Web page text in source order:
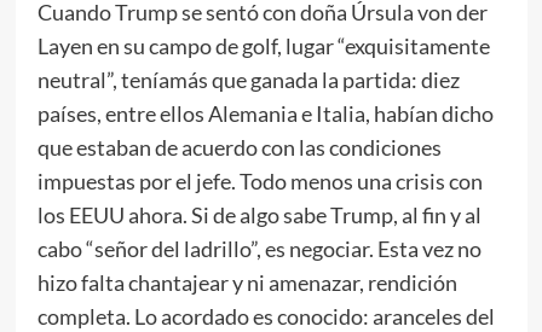
Cuando Trump se sentó con doña Úrsula von der
Layen en su campo de golf, lugar “exquisitamente
neutral”, teníamás que ganada la partida: diez
países, entre ellos Alemania e Italia, habían dicho
que estaban de acuerdo con las condiciones
impuestas por el jefe. Todo menos una crisis con
los EEUU ahora. Si de algo sabe Trump, al fin y al
cabo “señor del ladrillo”, es negociar. Esta vez no
hizo falta chantajear y ni amenazar, rendición
completa. Lo acordado es conocido: aranceles del